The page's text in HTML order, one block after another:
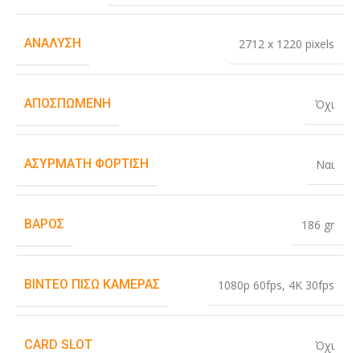
ΑΝΆΛΥΣΗ 2712 x 1220 pixels
ΑΠΟΣΠΏΜΕΝΗ Όχι
ΑΣΎΡΜΑΤΗ ΦΌΡΤΙΣΗ Ναι
ΒΆΡΟΣ 186 gr
ΒΊΝΤΕΟ ΠΊΣΩ ΚΆΜΕΡΑΣ 1080p 60fps, 4K 30fps
CARD SLOT Όχι